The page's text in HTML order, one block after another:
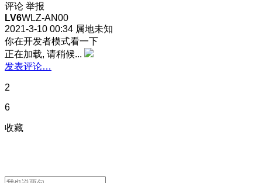
评论 举报
LV6WLZ-AN00
2021-3-10 00:34 属地未知
你在开发者模式看一下
正在加载, 请稍候...
发表评论…
2
6
收藏